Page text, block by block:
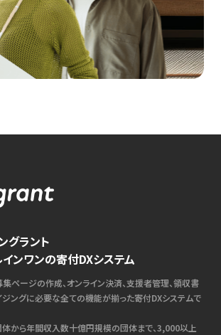
グラント
ンワンの寄付DXシステム
集ページの作成、オンライン決済、支援者管理、領収書
ジングに必要な全ての機能が揃った寄付DXシステムで
から年間収入数十億円規模の団体まで、3,000以上